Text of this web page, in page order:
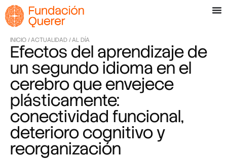
INICIO /ACTUALIDAD /AL DÍA
Efectos del aprendizaje de
un segundo idioma en el
cerebro que envejece
plásticamente:
conectividad funcional,
deterioro cognitivo y
reorganización